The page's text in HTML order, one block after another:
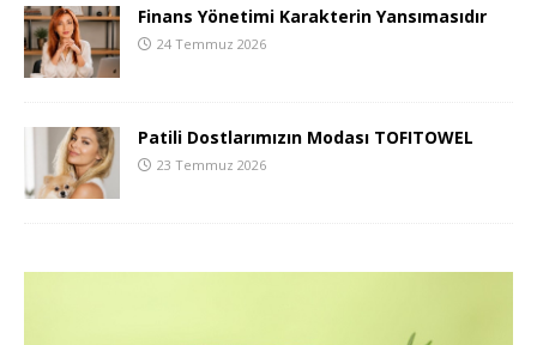
Finans Yönetimi Karakterin Yansımasıdır
24 Temmuz 2026
Patili Dostlarımızın Modası TOFITOWEL
23 Temmuz 2026